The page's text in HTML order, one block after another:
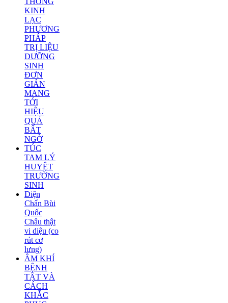
KINH
LẠC
PHƯƠNG
PHÁP
TRỊ LIỆU
DƯỠNG
SINH
ĐƠN
GIẢN
MANG
TỚI
HIỆU
QUẢ
BẤT
NGỜ
TÚC
TAM LÝ
HUYỆT
TRƯỜNG
SINH
Diện
Chẩn Bùi
Quốc
Châu thật
vi diệu (co
rút cơ
lưng)
ÂM KHÍ
BỆNH
TẬT VÀ
CÁCH
KHẮC